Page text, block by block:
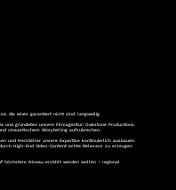
die eines garantiert nicht sind: langweilig.
und gründeten unsere Filmagentur: Oakstone Productions.
cineastischem Storytelling aufzubrechen.
und Hersteller unsere Expertise kontinuierlich ausbauen.
High-End Video-Content echte Relevanz zu erzeugen
höchstem Niveau erzählt werden wollen – regional